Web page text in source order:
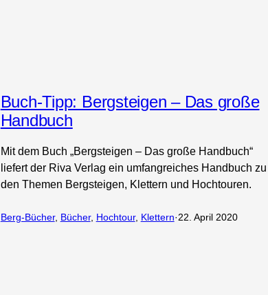
Buch-Tipp: Bergsteigen – Das große
Handbuch
Mit dem Buch „Bergsteigen – Das große Handbuch“
liefert der Riva Verlag ein umfangreiches Handbuch zu
den Themen Bergsteigen, Klettern und Hochtouren.
Berg-Bücher, Bücher, Hochtour, Klettern·22. April 2020